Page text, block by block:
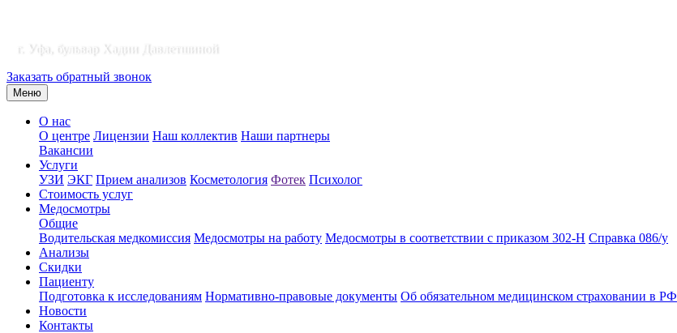
г. Уфа, бульвар Хадии Давлетшиной
Заказать обратный звонок
Меню
О нас
О центре Лицензии Наш коллектив Наши партнеры
Вакансии
Услуги
УЗИ ЭКГ Прием анализов Косметология Фотек Психолог
Стоимость услуг
Медосмотры
Общие
Водительская медкомиссия Медосмотры на работу Медосмотры в соответствии с приказом 302-Н Справка 086/у
Анализы
Скидки
Пациенту
Подготовка к исследованиям Нормативно-правовые документы Об обязательном медицинском страховании в РФ
Новости
Контакты